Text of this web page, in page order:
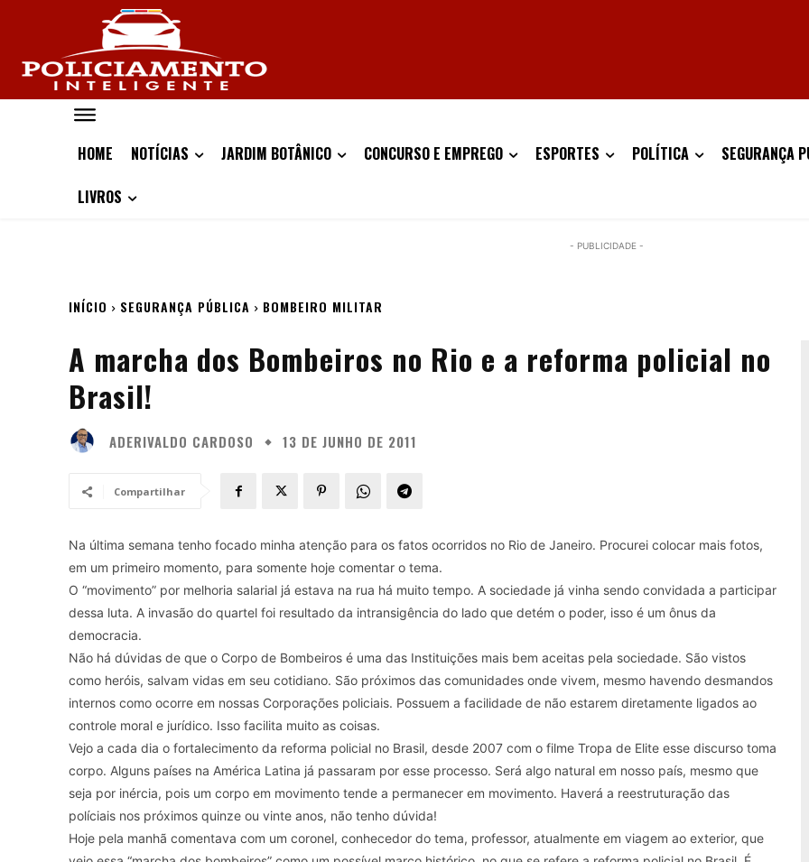
HOME NOTÍCIAS JARDIM BOTÂNICO CONCURSO E EMPREGO ESPORTES POLÍTICA SEGURANÇA
LIVROS
- PUBLICIDADE -
INÍCIO SEGURANÇA PÚBLICA BOMBEIRO MILITAR
A marcha dos Bombeiros no Rio e a reforma policial no
Brasil!
ADERIVALDO CARDOSO 13 DE JUNHO DE 2011
Compartilhar
Na última semana tenho focado minha atenção para os fatos ocorridos no Rio de Janeiro. Procurei colocar mais fotos,
em um primeiro momento, para somente hoje comentar o tema.
O “movimento” por melhoria salarial já estava na rua há muito tempo. A sociedade já vinha sendo convidada a participar
dessa luta. A invasão do quartel foi resultado da intransigência do lado que detém o poder, isso é um ônus da
democracia.
Não há dúvidas de que o Corpo de Bombeiros é uma das Instituições mais bem aceitas pela sociedade. São vistos
como heróis, salvam vidas em seu cotidiano. São próximos das comunidades onde vivem, mesmo havendo desmandos
internos como ocorre em nossas Corporações policiais. Possuem a facilidade de não estarem diretamente ligados ao
controle moral e jurídico. Isso facilita muito as coisas.
Vejo a cada dia o fortalecimento da reforma policial no Brasil, desde 2007 com o filme Tropa de Elite esse discurso toma
corpo. Alguns países na América Latina já passaram por esse processo. Será algo natural em nosso país, mesmo que
seja por inércia, pois um corpo em movimento tende a permanecer em movimento. Haverá a reestruturação das
políciais nos próximos quinze ou vinte anos, não tenho dúvida!
Hoje pela manhã comentava com um coronel, conhecedor do tema, professor, atualmente em viagem ao exterior, que